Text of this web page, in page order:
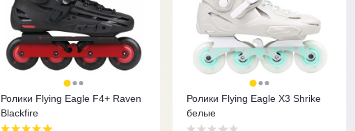
Ролики Flying Eagle F4+ Raven
Blackfire
Ролики Flying Eagle X3 Shrike
белые